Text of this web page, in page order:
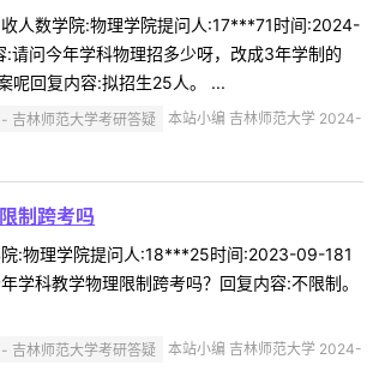
人数学院:物理学院提问人:17***71时间:2024-
问今年学科物理招多少呀，改成3年学制的
呢回复内容:拟招生25人。 ...
吉林师范大学考研答疑
本站小编 吉林师范大学 2024-
制跨考吗
:物理学院提问人:18***25时间:2023-09-181
学科教学物理限制跨考吗？回复内容:不限制。
吉林师范大学考研答疑
本站小编 吉林师范大学 2024-